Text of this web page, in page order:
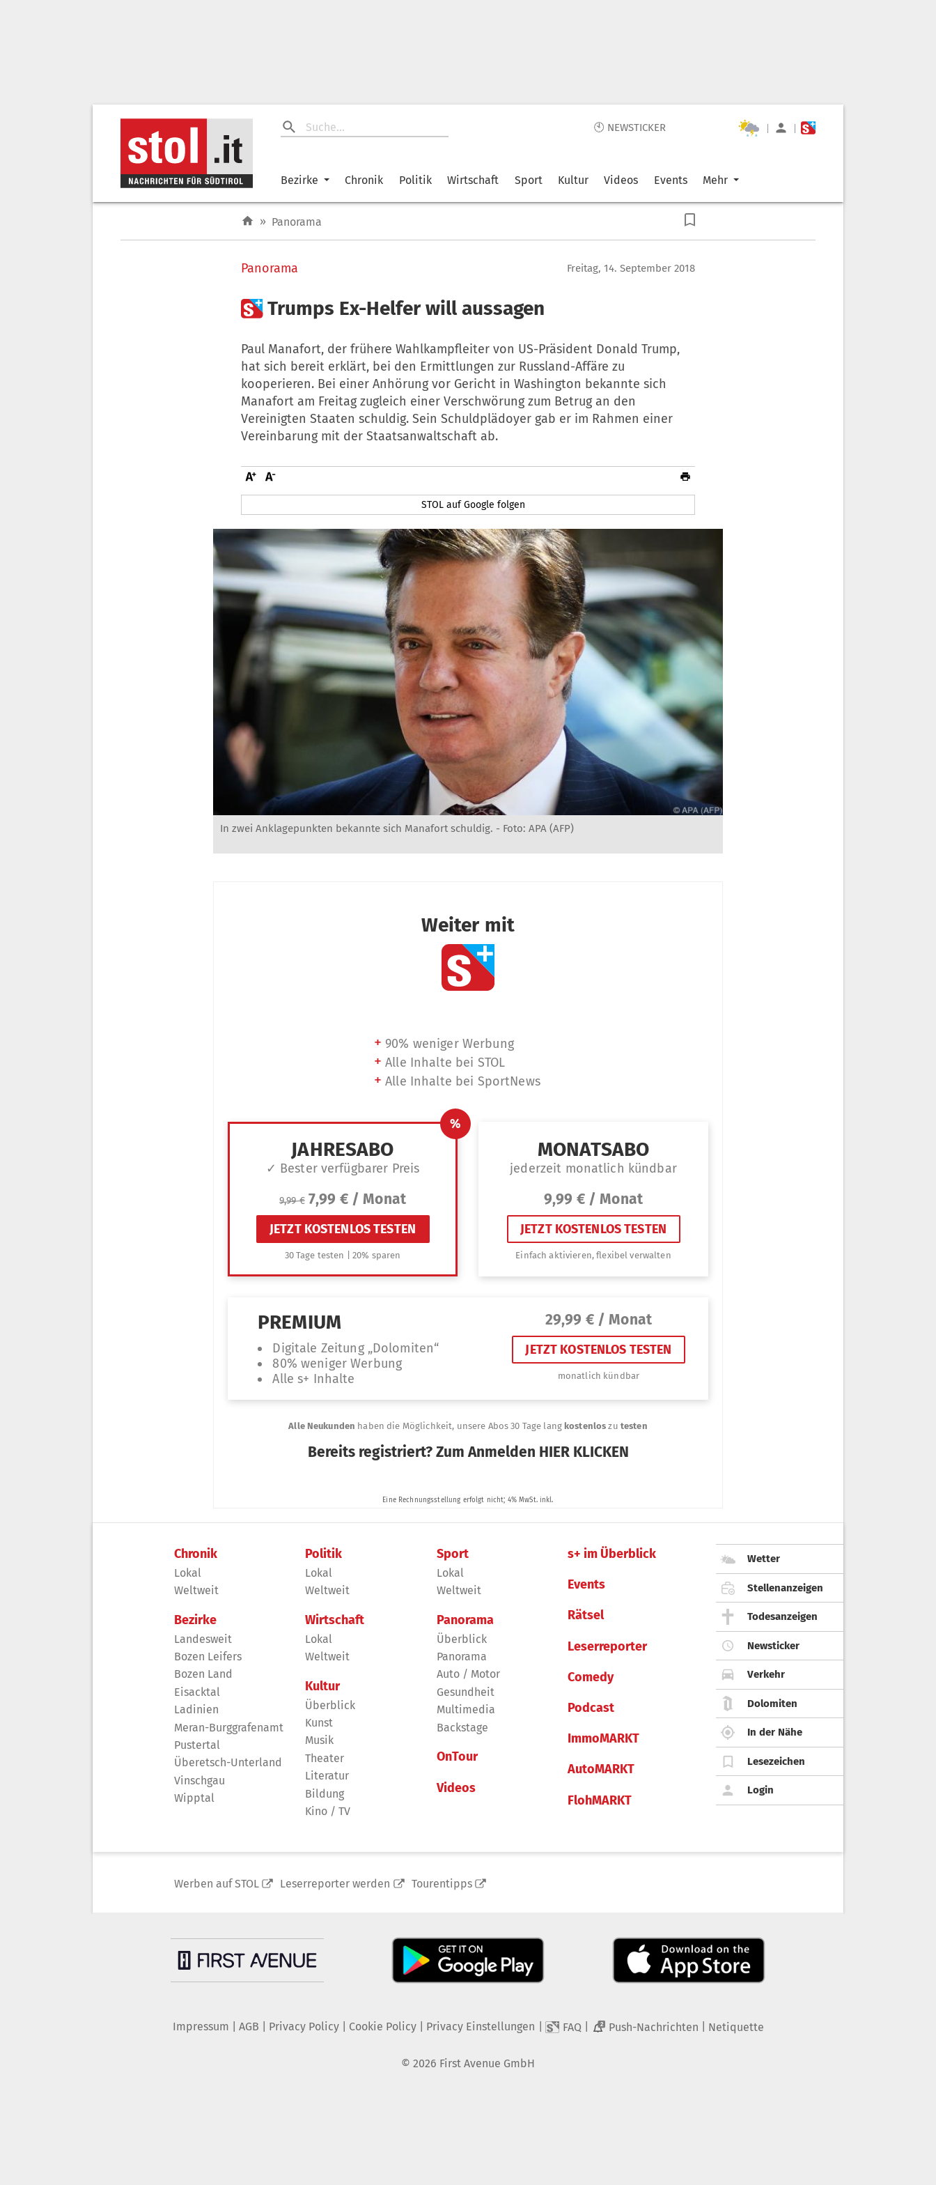
🕙 NEWSTICKER | |
Bezirke Chronik Politik Wirtschaft Sport Kultur Videos Events Mehr
» Panorama
Panorama Freitag, 14. September 2018
Trumps Ex-Helfer will aussagen
Paul Manafort, der frühere Wahlkampfleiter von US-Präsident Donald Trump,
hat sich bereit erklärt, bei den Ermittlungen zur Russland-Affäre zu
kooperieren. Bei einer Anhörung vor Gericht in Washington bekannte sich
Manafort am Freitag zugleich einer Verschwörung zum Betrug an den
Vereinigten Staaten schuldig. Sein Schuldplädoyer gab er im Rahmen einer
Vereinbarung mit der Staatsanwaltschaft ab.
STOL auf Google folgen
In zwei Anklagepunkten bekannte sich Manafort schuldig. - Foto: APA (AFP)
Chronik
Lokal
Weltweit
Bezirke
Landesweit
Bozen Leifers
Bozen Land
Eisacktal
Ladinien
Meran-Burggrafenamt
Pustertal
Überetsch-Unterland
Vinschgau
Wipptal
Politik
Lokal
Weltweit
Wirtschaft
Lokal
Weltweit
Kultur
Überblick
Kunst
Musik
Theater
Literatur
Bildung
Kino / TV
Sport
Lokal
Weltweit
Panorama
Überblick
Panorama
Auto / Motor
Gesundheit
Multimedia
Backstage
OnTour
Videos
s+ im Überblick
Events
Rätsel
Leserreporter
Comedy
Podcast
ImmoMARKT
AutoMARKT
FlohMARKT
Wetter
Stellenanzeigen
Todesanzeigen
Newsticker
Verkehr
Dolomiten
In der Nähe
Lesezeichen
Login
Werben auf STOL Leserreporter werden Tourentipps
Impressum AGB Privacy Policy| Cookie Policy| Privacy Einstellungen FAQ 2 Push-Nachrichten Netiquette
© 2026 First Avenue GmbH